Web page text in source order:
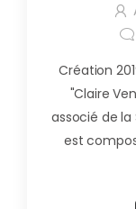
Création
"Claire
associé de la
est